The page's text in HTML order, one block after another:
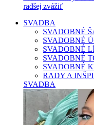
radšej zvážiť
SVADBA
SVADOBNÉ
SVADOBNÉ
SVADOBNÉ
SVADOBNÉ
SVADOBNÉ
RADY A
SVADBA